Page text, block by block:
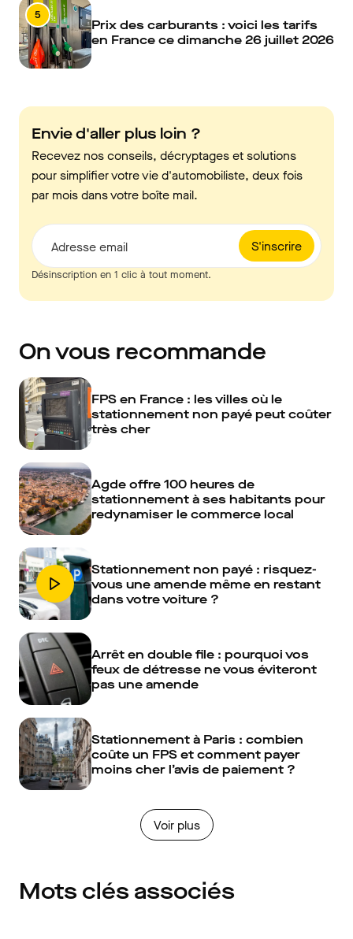
5
Prix des carburants : voici les tarifs
en France ce dimanche 26 juillet 2026
Envie d'aller plus loin ?
Recevez nos conseils, décryptages et solutions
pour simplifier votre vie d'automobiliste, deux fois
par mois dans votre boîte mail.
S'inscrire
Adresse email
Désinscription en 1 clic à tout moment.
On vous recommande
FPS en France : les villes où le
stationnement non payé peut coûter
très cher
Agde offre 100 heures de
stationnement à ses habitants pour
redynamiser le commerce local
Stationnement non payé : risquez-
vous une amende même en restant
dans votre voiture ?
Arrêt en double file : pourquoi vos
feux de détresse ne vous éviteront
pas une amende
Stationnement à Paris : combien
coûte un FPS et comment payer
moins cher l’avis de paiement ?
Voir plus
Mots clés associés